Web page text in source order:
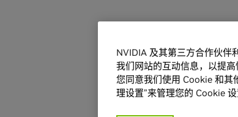
NVIDIA 及其第三方合作伙伴
我们网站的互动信息，以提
您同意我们使用 Cookie 和其
理设置”来管理您的 Cookie